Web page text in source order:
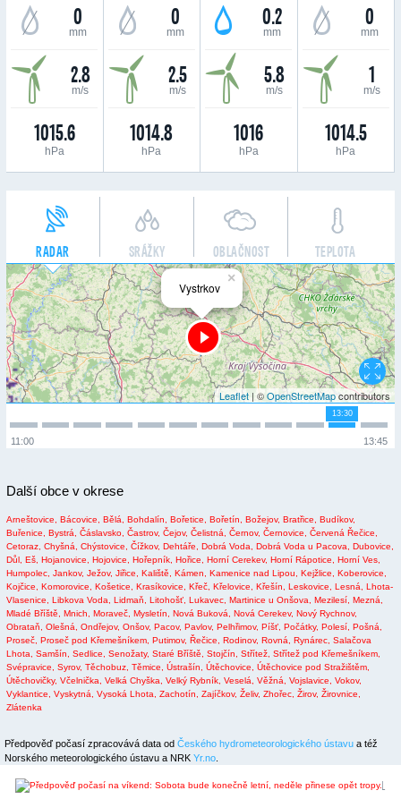
0
mm
2.8
m/s
1015.6
hPa
0
mm
2.5
m/s
1014.8
hPa
0.2
mm
5.8
m/s
1016
hPa
0
mm
1
m/s
1014.5
hPa
RADAR SRÁŽKY OBLAČNOST TEPLOTA
×
Vystrkov
Leaflet | ©OpenStreetMapcontributors
13:30
13:45
11:00
Další obce v okrese
Arneštovice, Bácovice, Bělá, Bohdalín, Bořetice, Bořetín, Božejov, Bratřice,
Budíkov,
Buřenice,
Bystrá, Čáslavsko, Častrov, Čejov, Čelistná, Černov, Černovice,
Červená Řečice,
Cetoraz, Chyšná, Chýstovice, Čížkov, Dehtáře, Dobrá Voda, Dobrá Voda u Pacova,
Dubovice,
Důl, Eš, Hojanovice, Hojovice, Hořepník, Hořice, Horní Cerekev, Horní Rápotice,
Horní Ves,
Humpolec, Jankov, Ježov, Jiřice, Kaliště, Kámen, Kamenice nad Lipou, Kejžlice,
Koberovice,
Kojčice,
Komorovice, Košetice, Krasíkovice, Křeč, Křelovice, Křešín, Leskovice, Lesná,
Lhota-
Vlasenice,
Libkova Voda, Lidmaň, Litohošť, Lukavec, Martinice u Onšova, Mezilesí, Mezná,
Mladé Bříště,
Mnich, Moraveč, Mysletín, Nová Buková, Nová Cerekev, Nový Rychnov,
Obrataň,
Olešná, Ondřejov, Onšov, Pacov, Pavlov, Pelhřimov, Píšť, Počátky, Polesí, Pošná,
Proseč, Proseč pod Křemešníkem, Putimov, Řečice, Rodinov, Rovná, Rynárec, Salačova
Lhota,
Samšín, Sedlice, Senožaty, Staré Bříště, Stojčín, Střítež, Střítež pod Křemešníkem,
Svépravice,
Syrov, Těchobuz, Těmice, Ústrašín, Útěchovice,
Útěchovice pod Stražištěm,
Útěchovičky, Včelnička, Velká Chyška, Velký Rybník, Veselá, Věžná, Vojslavice,
Vokov,
Vyklantice,
Vyskytná, Vysoká Lhota, Zachotín, Zajíčkov, Želiv, Zhořec, Žirov, Žirovnice,
Zlátenka
Předpověď počasí zpracovává data od Českého hydrometeorologického ústavu a též
Norského meteorologického ústavu a NRK Yr.no
2 1